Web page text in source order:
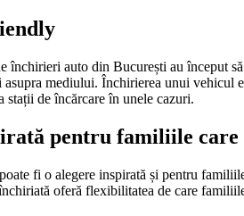
închirieri auto din București au început
asupra mediului. Închirierea unui vehicul
stații de încărcare în unele cazuri.
pentru familiile care
fi o alegere inspirată și pentru
oferă flexibilitatea de care